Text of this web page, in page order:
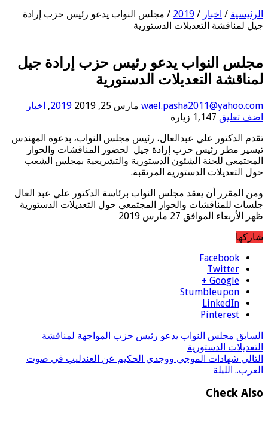
الرئيسية / اخبار /
2019
/ مجلس النواب يدعو رئيس حزب إرادة
جيل لمناقشة التعديلات الدستورية
مجلس النواب يدعو رئيس حزب إرادة جيل
لمناقشة التعديلات الدستورية
wael.pasha2011@yahoo.com مارس 25, 2019 2019
, اخبار
اضف تعليق 1,147 زيارة
تقدم الدكتور علي عبدالعال، رئيس مجلس النواب، بدعوة المهندس
تيسير مطر رئيس حزب إرادة جيل لحضور المناقشات والحوار
المجتمعي للجنة الشئون الدستورية والتشريعية بمجلس الشعب
حول التعديلات الدستورية المرتقبة.
ومن المقرر أن يعقد مجلس النواب برئاسة الدكتور علي عبد العال
جلسات للمناقشات والحوار المجتمعي حول التعديلات الدستورية
ظهر الأربعاء الموافق 27 مارس 2019
شاركها
Facebook
Twitter
Google +
Stumbleupon
LinkedIn
Pinterest
السابق مجلس النواب يدعو رئيس حزب المواجهة لمناقشة
التعديلات الدستورية
التالي شهادات الموجي ووجدي الحكيم عن العندليب في صوت
العرب.. الليلة
Check Also